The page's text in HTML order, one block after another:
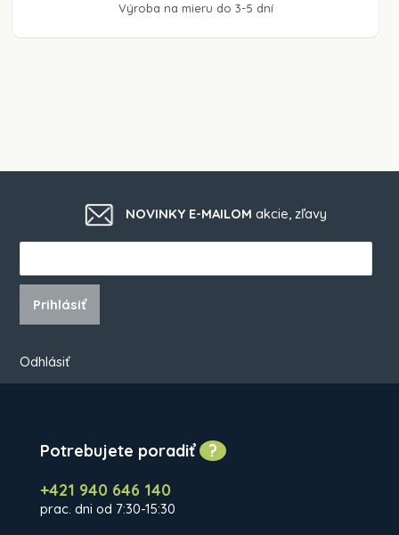
Výroba na mieru do 3-5 dní
NOVINKY E-MAILOM akcie, zľavy
Prihlásiť
Odhlásiť
Potrebujete poradiť?
+421 940 646 140
prac. dni od 7:30-15:30